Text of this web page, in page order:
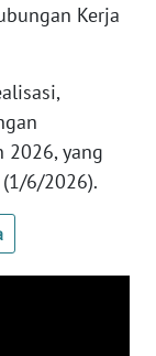
Kerja
2026, yang
6/2026).